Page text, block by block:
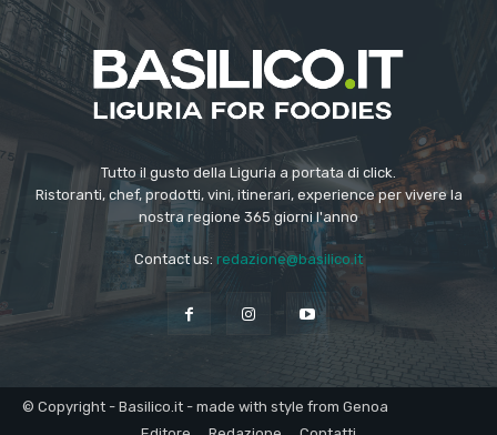
Tutto il gusto della Liguria a portata di click.
Ristoranti, chef, prodotti, vini, itinerari, experience per vivere la
nostra regione 365 giorni l'anno
Contact us: redazione@basilico.it
© Copyright - Basilico.it - made with style from Genoa